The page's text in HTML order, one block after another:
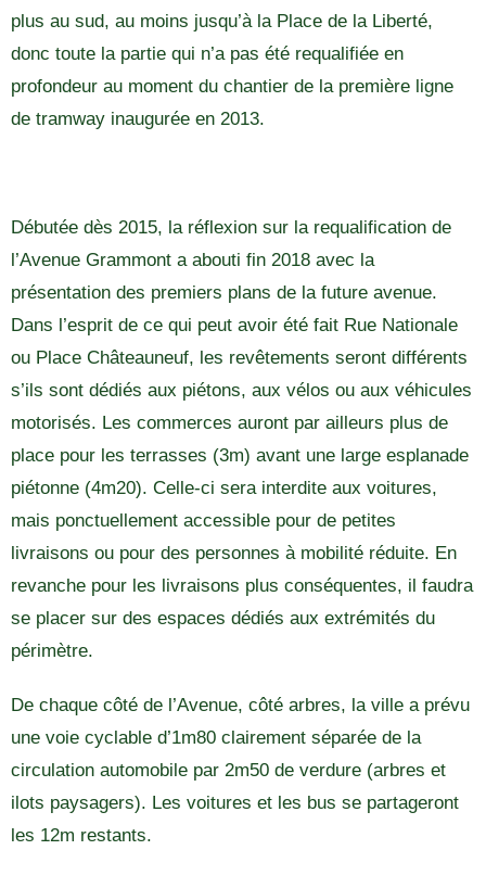
plus au sud, au moins jusqu’à la Place de la Liberté,
donc toute la partie qui n’a pas été requalifiée en
profondeur au moment du chantier de la première ligne
de tramway inaugurée en 2013.
Débutée dès 2015, la réflexion sur la requalification de
l’Avenue Grammont a abouti fin 2018 avec la
présentation des premiers plans de la future avenue.
Dans l’esprit de ce qui peut avoir été fait Rue Nationale
ou Place Châteauneuf, les revêtements seront différents
s’ils sont dédiés aux piétons, aux vélos ou aux véhicules
motorisés. Les commerces auront par ailleurs plus de
place pour les terrasses (3m) avant une large esplanade
piétonne (4m20). Celle-ci sera interdite aux voitures,
mais ponctuellement accessible pour de petites
livraisons ou pour des personnes à mobilité réduite. En
revanche pour les livraisons plus conséquentes, il faudra
se placer sur des espaces dédiés aux extrémités du
périmètre.
De chaque côté de l’Avenue, côté arbres, la ville a prévu
une voie cyclable d’1m80 clairement séparée de la
circulation automobile par 2m50 de verdure (arbres et
ilots paysagers). Les voitures et les bus se partageront
les 12m restants.